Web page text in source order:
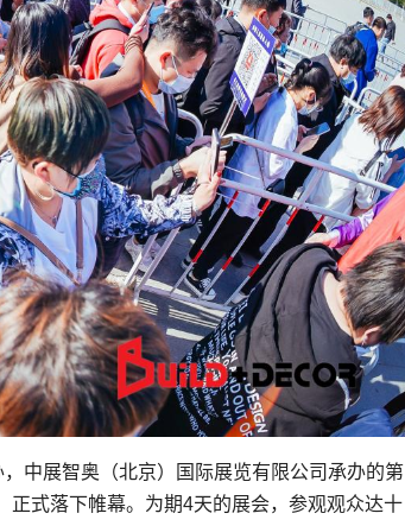
中展智奥（北京）国际展览有限公司承办的第
正式落下帷幕。为期4天的展会，参观观众达十